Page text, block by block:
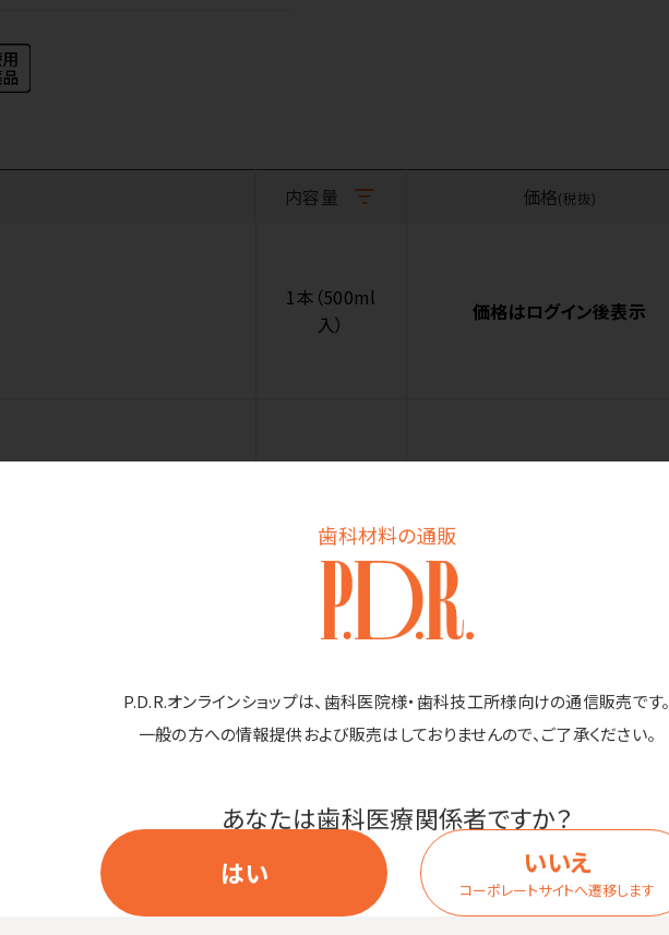
歯科材料の通販
P.D.R.オンラインショップは、歯科医院様・歯科技工所様向けの通信販売です。
一般の方への情報提供および販売はしておりませんので、ご了承ください。
あなたは歯科医療関係者ですか？
はい
いいえ
コーポレートサイトへ遷移します
内容量 価格(税抜)
1本（500ml
入）
価格はログイン後表示
商品詳細
製薬「5%ヒビテン」同種製剤。
（5W/V%）同種製剤。
売は歯科医院様に限らせていただきます。